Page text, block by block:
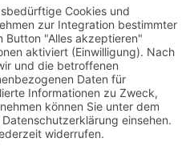
Marine Spezialist sein,
hat, der zuverlässigste
sein.
und wissen Ihr Vertrauen zu